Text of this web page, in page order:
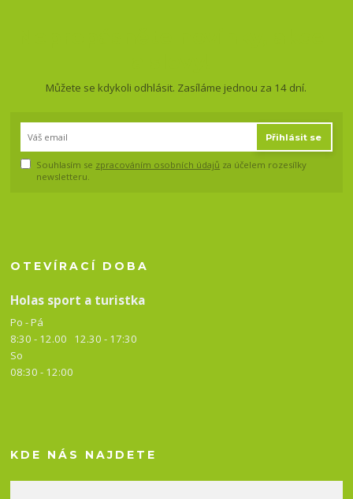
Můžete se kdykoli odhlásit. Zasíláme jednou za 14 dní.
Přihlásit se
Souhlasím se zpracováním osobních údajů za účelem rozesílky
newsletteru.
OTEVÍRACÍ DOBA
Holas sport a turistka
Po - Pá
8:30 - 12.00 12.30 - 17:30
So
08:30 - 12:00
KDE NÁS NAJDETE